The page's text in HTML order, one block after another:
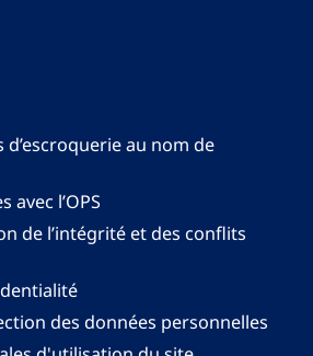
au nom de
avec l’OPS
de l’intégrité et des conflits
des données personnelles